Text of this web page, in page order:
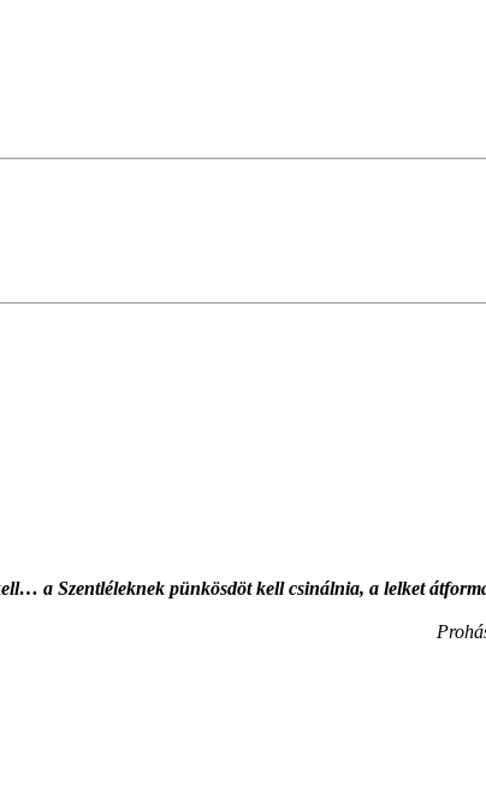
a Szentléleknek pünkösdöt kell csinálnia, a lelket